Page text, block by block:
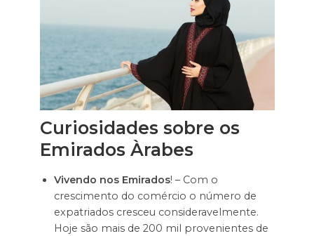
Curiosidades sobre os
Emirados Àrabes
Vivendo nos Emirados! – Com o
crescimento do comércio o número de
expatriados cresceu consideravelmente.
Hoje são mais de 200 mil provenientes de